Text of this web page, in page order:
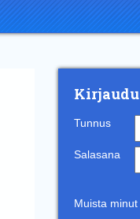
Kirjaudu
Tunnus
Salasana
Muista minut